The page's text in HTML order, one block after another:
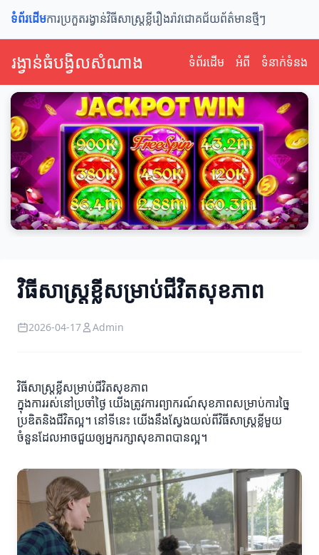
ទំព័រដើមការប្រកួតរង្វាន់វិធីសាស្ត្រខ្លីរឿងរ៉ាវជោគជ័យព័ត៌មានថ្មីៗ
រង្វាន់ធំបង្វិលសំណាង ទំព័រដើម អំពី ទំនាក់ទំនង
វិធីសាស្ត្រខ្លីសម្រាប់ជីវិតសុខភាព
2026-04-17 Admin
វិធីសាស្ត្រខ្លីសម្រាប់ជីវិតសុខភាព
ក្នុងការរស់នៅប្រចាំថ្ងៃ យើងត្រូវការព្យាករណ៍សុខភាពសម្រាប់ការច្នៃ
ប្រឌិតនិងជីវិតល្អ។ នៅទីនេះ យើងនឹងស្វែងយល់ពីវិធីសាស្ត្រខ្លីមួយ
ចំនួនដែលអាចជួយឲ្យអ្នករក្សាសុខភាពបានល្អ។